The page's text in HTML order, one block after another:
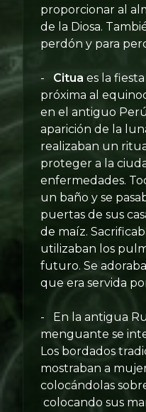
proporcionar al
de la Diosa.
perdón y para
- Citua es la
próxima al
en el antiguo
aparición de la
realizaban un
proteger a la
enfermedades.
un baño y se
puertas de sus
de maíz.
utilizaban los
futuro. Se
que era servida
- En la antigua
menguante se
Los bordados
mostraban a
colocándolas
colocando sus